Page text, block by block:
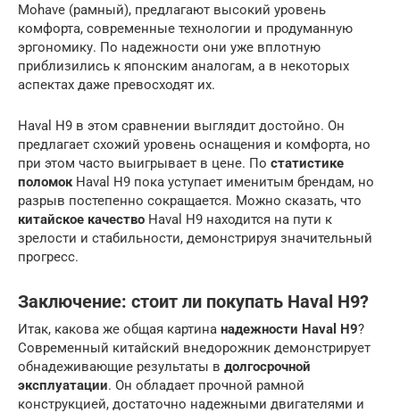
Mohave (рамный), предлагают высокий уровень
комфорта, современные технологии и продуманную
эргономику. По надежности они уже вплотную
приблизились к японским аналогам, а в некоторых
аспектах даже превосходят их.
Haval H9 в этом сравнении выглядит достойно. Он
предлагает схожий уровень оснащения и комфорта, но
при этом часто выигрывает в цене. По статистике
поломокHaval H9 пока уступает именитым брендам, но
разрыв постепенно сокращается. Можно сказать, что
китайское качество Haval H9 находится на пути к
зрелости и стабильности, демонстрируя значительный
прогресс.
Заключение: стоит ли покупать Haval H9?
Итак, какова же общая картина надежности Haval H9?
Современный китайский внедорожник демонстрирует
обнадеживающие результаты в долгосрочной
эксплуатации. Он обладает прочной рамной
конструкцией, достаточно надежными двигателями и